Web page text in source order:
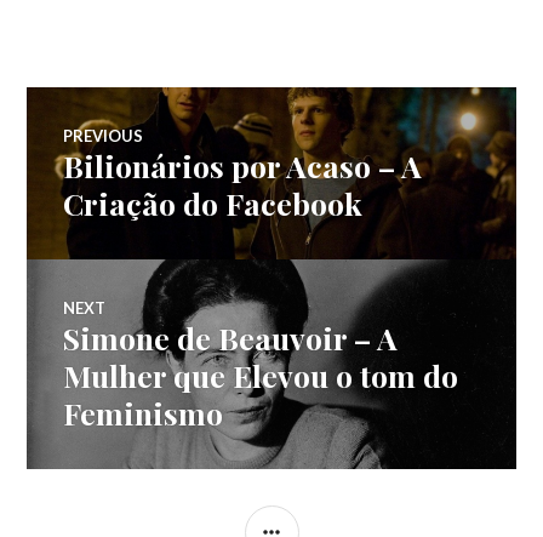
Navegação
de
Post
PREVIOUS
Previous
post:
Bilionários por Acaso – A
Criação do Facebook
NEXT
Next
post:
Simone de Beauvoir – A
Mulher que Elevou o tom do
Feminismo
SIDEBAR